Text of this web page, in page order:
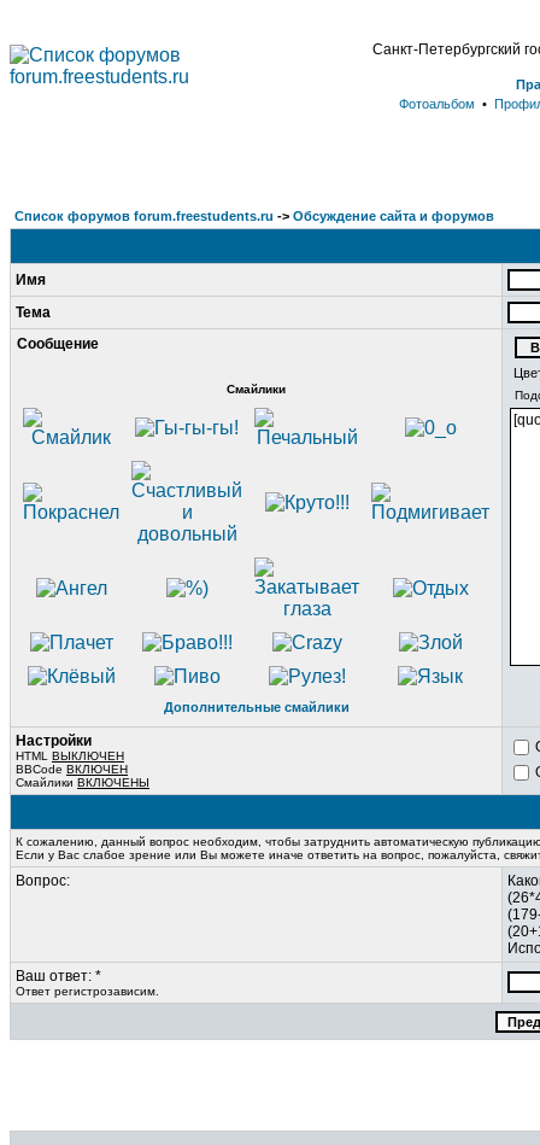
Санкт-Петербургский
Фотоальбом •
Список форумов forum.freestudents.ru -> Обсуждение сайта и форумов
Имя
Тема
Сообщение
Смайлики
Дополнительные смайлики
Настройки
HTML ВЫКЛЮЧЕН
BBCode ВКЛЮЧЕН
Смайлики ВКЛЮЧЕНЫ
К сожалению, данный вопрос необходим, чтобы затруднить автоматическую
Если у Вас слабое зрение или Вы можете иначе ответить на вопрос, пожалуйста,
Вопрос:
Ваш ответ: *
Ответ регистрозависим.